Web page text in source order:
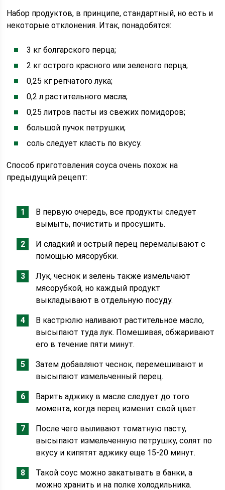
Набор продуктов, в принципе, стандартный, но есть и
некоторые отклонения. Итак, понадобятся:
3 кг болгарского перца;
2 кг острого красного или зеленого перца;
0,25 кг репчатого лука;
0,2 л растительного масла;
0,25 литров пасты из свежих помидоров;
большой пучок петрушки;
соль следует класть по вкусу.
Способ приготовления соуса очень похож на
предыдущий рецепт:
В первую очередь, все продукты следует
вымыть, почистить и просушить.
И сладкий и острый перец перемалывают с
помощью мясорубки.
Лук, чеснок и зелень также измельчают
мясорубкой, но каждый продукт
выкладывают в отдельную посуду.
В кастрюлю наливают растительное масло,
высыпают туда лук. Помешивая, обжаривают
его в течение пяти минут.
Затем добавляют чеснок, перемешивают и
высыпают измельченный перец.
Варить аджику в масле следует до того
момента, когда перец изменит свой цвет.
После чего выливают томатную пасту,
высыпают измельченную петрушку, солят по
вкусу и кипятят аджику еще 15-20 минут.
Такой соус можно закатывать в банки, а
можно хранить и на полке холодильника.